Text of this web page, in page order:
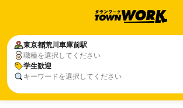
東京都荒川車庫前駅
職種を選択してください
学生歓迎
キーワードを選択してください